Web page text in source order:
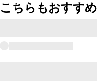
こちらもおすすめ